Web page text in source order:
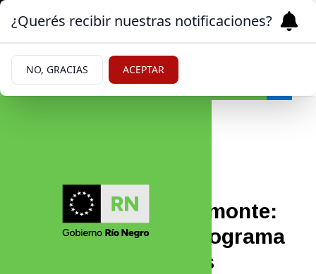
10/05/2026
Limpieza en Chacramonte:
confirmaron el cronograma
de los contenedores
¿Querés recibir nuestras notificaciones?
NO, GRACIAS ACEPTAR